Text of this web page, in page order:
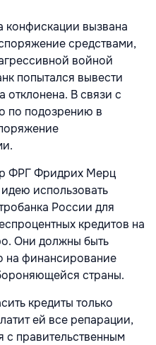
конфискации вызвана
средствами,
войной
попытался вывести
отклонена. В связи с
по подозрению в
ФРГ Фридрих Мерц
использовать
России для
кредитов на
Они должны быть
на финансирование
страны.
кредиты только
ей все репарации,
с правительственным